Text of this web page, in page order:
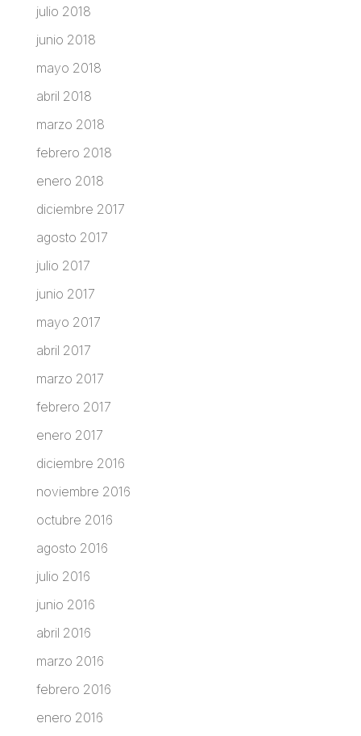
julio 2018
junio 2018
mayo 2018
abril 2018
marzo 2018
febrero 2018
enero 2018
diciembre 2017
agosto 2017
julio 2017
junio 2017
mayo 2017
abril 2017
marzo 2017
febrero 2017
enero 2017
diciembre 2016
noviembre 2016
octubre 2016
agosto 2016
julio 2016
junio 2016
abril 2016
marzo 2016
febrero 2016
enero 2016